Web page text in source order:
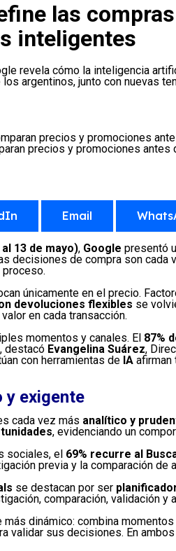
las
inteligentes
revela cómo la inteligencia
argentinos, junto con nuevas
precios y promociones antes
Email
13 de mayo), Google presentó
decisiones de compra son cada
únicamente en el precio.
devoluciones flexibles se
en cada transacción.
momentos y canales. El 87%
destacó Evangelina Suárez,
con herramientas de IA afirman
y exigente
cada vez más analítico y
, evidenciando un
sociales, el 69% recurre al
previa y la comparación de
se destacan por ser
comparación, validación y
más dinámico: combina
validar sus decisiones. En